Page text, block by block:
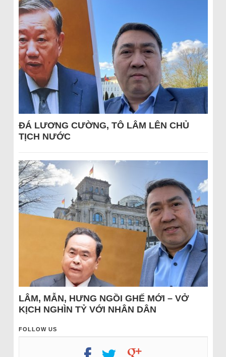
ĐÁ LƯƠNG CƯỜNG, TÔ LÂM LÊN CHỦ
TỊCH NƯỚC
LÂM, MẪN, HƯNG NGỒI GHẾ MỚI – VỞ
KỊCH NGHÌN TỶ VỚI NHÂN DÂN
FOLLOW US